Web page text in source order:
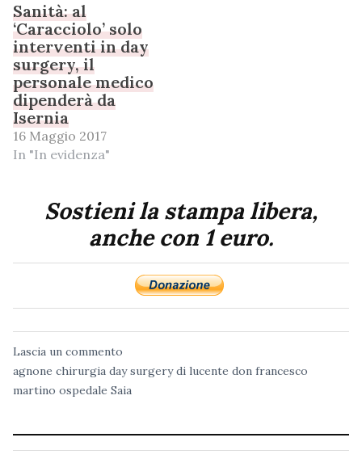
Sanità: al
‘Caracciolo’ solo
interventi in day
surgery, il
personale medico
dipenderà da
Isernia
16 Maggio 2017
In "In evidenza"
Sostieni la stampa libera,
anche con 1 euro.
Lascia un commento
agnone chirurgia day surgery di lucente don francesco
martino ospedale Saia